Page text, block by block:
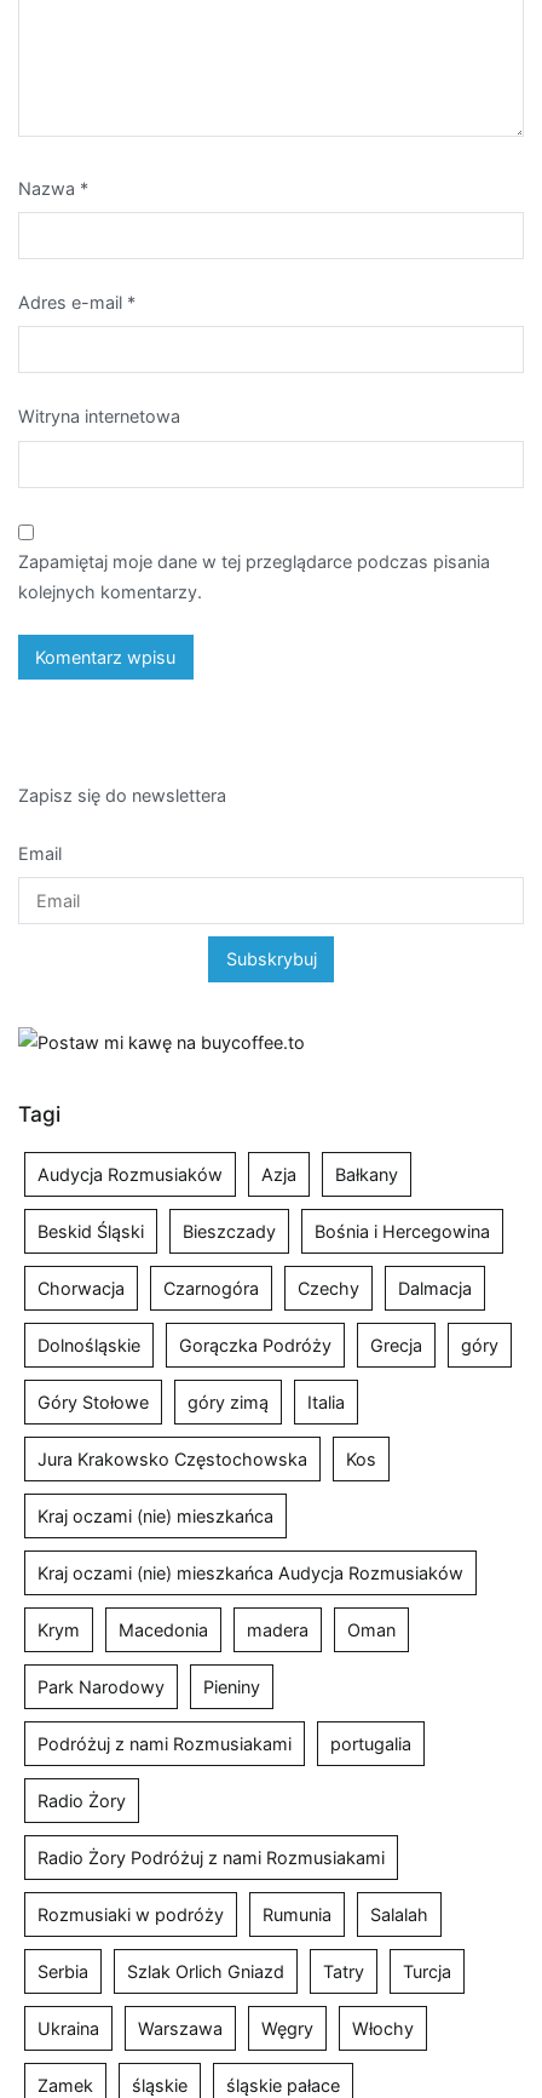
Nazwa *
Adres e-mail *
Witryna internetowa
Zapamiętaj moje dane w tej przeglądarce podczas pisania
kolejnych komentarzy.
Zapisz się do newslettera
Email
Tagi
Audycja Rozmusiaków Azja Bałkany
Beskid Śląski Bieszczady Bośnia i Hercegowina
Chorwacja Czarnogóra Czechy Dalmacja
Dolnośląskie Gorączka Podróży Grecja góry
Góry Stołowe góry zimą Italia
Jura Krakowsko Częstochowska Kos
Kraj oczami (nie) mieszkańca
Kraj oczami (nie) mieszkańca Audycja Rozmusiaków
Krym Macedonia madera Oman
Park Narodowy Pieniny
Podróżuj z nami Rozmusiakami portugalia
Radio Żory
Radio Żory Podróżuj z nami Rozmusiakami
Rozmusiaki w podróży Rumunia Salalah
Serbia Szlak Orlich Gniazd Tatry Turcja
Ukraina Warszawa Węgry Włochy
Zamek śląskie śląskie pałace